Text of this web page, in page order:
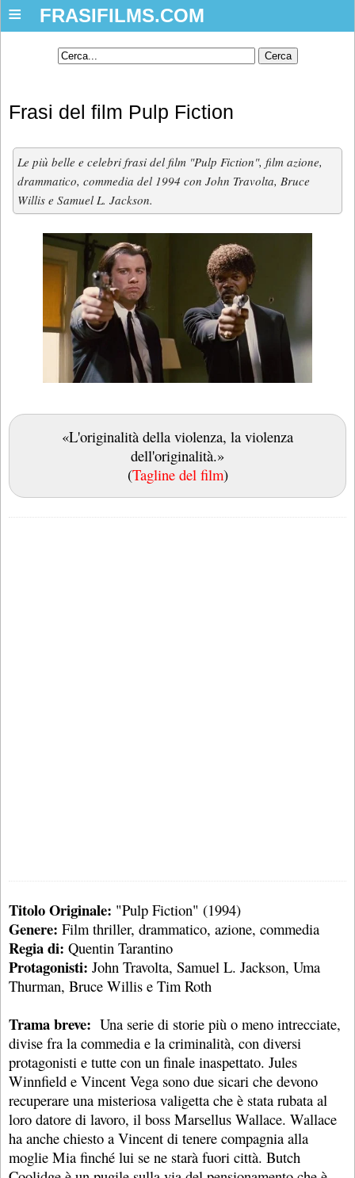
FRASIFILMS.COM
≡
Frasi del film Pulp Fiction
Le più belle e celebri frasi del film "Pulp Fiction", film azione,
drammatico, commedia del 1994 con John Travolta, Bruce
Willis e Samuel L. Jackson.
«L'originalità della violenza, la violenza
dell'originalità.»
(Tagline del film)
Titolo Originale: "Pulp Fiction" (1994)
Genere: Film thriller, drammatico, azione, commedia
Regia di: Quentin Tarantino
Protagonisti: John Travolta, Samuel L. Jackson, Uma
Thurman, Bruce Willis e Tim Roth
Trama breve: Una serie di storie più o meno intrecciate,
divise fra la commedia e la criminalità, con diversi
protagonisti e tutte con un finale inaspettato. Jules
Winnfield e Vincent Vega sono due sicari che devono
recuperare una misteriosa valigetta che è stata rubata al
loro datore di lavoro, il boss Marsellus Wallace. Wallace
ha anche chiesto a Vincent di tenere compagnia alla
moglie Mia finché lui se ne starà fuori città. Butch